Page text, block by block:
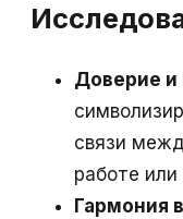
Доверие
связи
работе
Гармония